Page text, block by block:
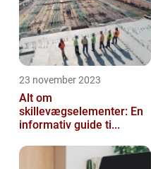
23 november 2023
Alt om
skillevægselementer: En
informativ guide ti...